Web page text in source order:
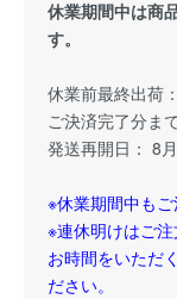
休業期間中は商
す。
休業前最終出荷
ご決済完了分ま
発送再開日： 8
※休業期間中もご
※連休明けはご
お時間をいただ
ださい。